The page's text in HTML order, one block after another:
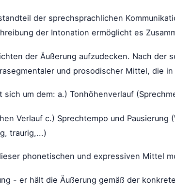
der sprechsprachlichen
der Intonation ermöglicht es
der Äußerung aufzudecken. Nach der
und prosodischer Mittel, die
sich um dem: a.) Tonhöhenverlauf
Verlauf c.) Sprechtempo und
traurig,...)
phonetischen und expressiven Mittel
- er hält die Äußerung gemäß der